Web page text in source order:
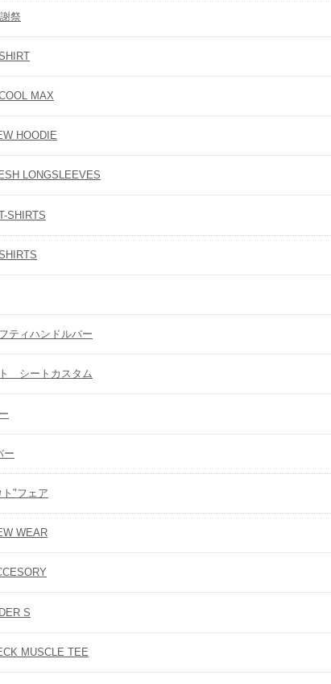
祭
MAX
HOODIE
LONGSLEEVES
SHIRTS
ティハンドルバー
シートカスタム
ー
"フェア
WEAR
S
MUSCLE TEE